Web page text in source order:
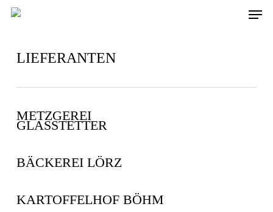
Skip
content
Menu
LIEFERANTEN
METZGEREI
GLASSTETTER
BÄCKEREI LÖRZ
KARTOFFELHOF BÖHM